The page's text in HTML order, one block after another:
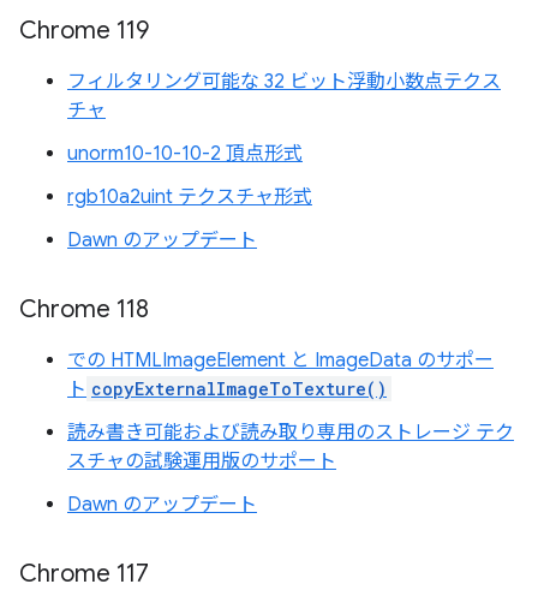
Chrome 119
フィルタリング可能な 32 ビット浮動小数点テクス
チャ
unorm10-10-10-2 頂点形式
rgb10a2uint テクスチャ形式
Dawn のアップデート
Chrome 118
での HTMLImageElement と ImageData のサポー
ト copyExternalImageToTexture()
読み書き可能および読み取り専用のストレージ テク
スチャの試験運用版のサポート
Dawn のアップデート
Chrome 117